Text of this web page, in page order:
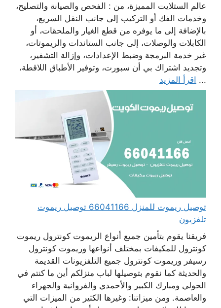
عالم الستلايت المميزة، من : الفحص والصيانة والتصليح،
وخدمات الفك أو التركيب إلى جانب النقل السريع،
بالإضافة إلى ما يوفره من قطع الغيار والملحقات، أو
الكابلات والوصلات، إلى جانب الستاندات والريموتات،
غير خدمة البرمجة وضبط الإعدادات، وإزالة التشفير،
وتجديد اشتراك بي أن سبورت، وتوفير الأطباق اللاقطة،
... اقرأ المزيد
توصيل ريموت للمنزل 66041166 توصيل ريموت
تلفزيون
فريقنا يقوم بتأمين جميع أنواع الريموت كونترول ريموت
كونترول للمكيفات بمختلف أنواعها وريموت كونترول
رسيفر وريموت كونترول جميع التلفزيونات القديمة
والحديثة كما نقوم بتوصيلها لباب منزلكم أين ما كنتم في
الحولي ومبارك الكبير والأحمدي والفروانية والجهراء
والعاصمة. ومن ميزاتنا: وغيرها الكثير من الميزات التي